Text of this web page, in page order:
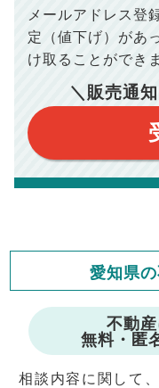
総支払額
【注意事項】
このシミュレーターは
このシミュレーターは
このシミュレーターは
このシミュレーター
ありません。
会
修繕費・
※シミュレーター結果
保証するものではご
※上記売却費用には、
宅ローンの一括繰上
で予めご了承くださ
※仲介手数料は宅地建
おります。（物件価
メールアドレス登
定（値下げ）があ
け取ることができ
＼販売通
愛知県
不動
無料・匿
相談内容に関して